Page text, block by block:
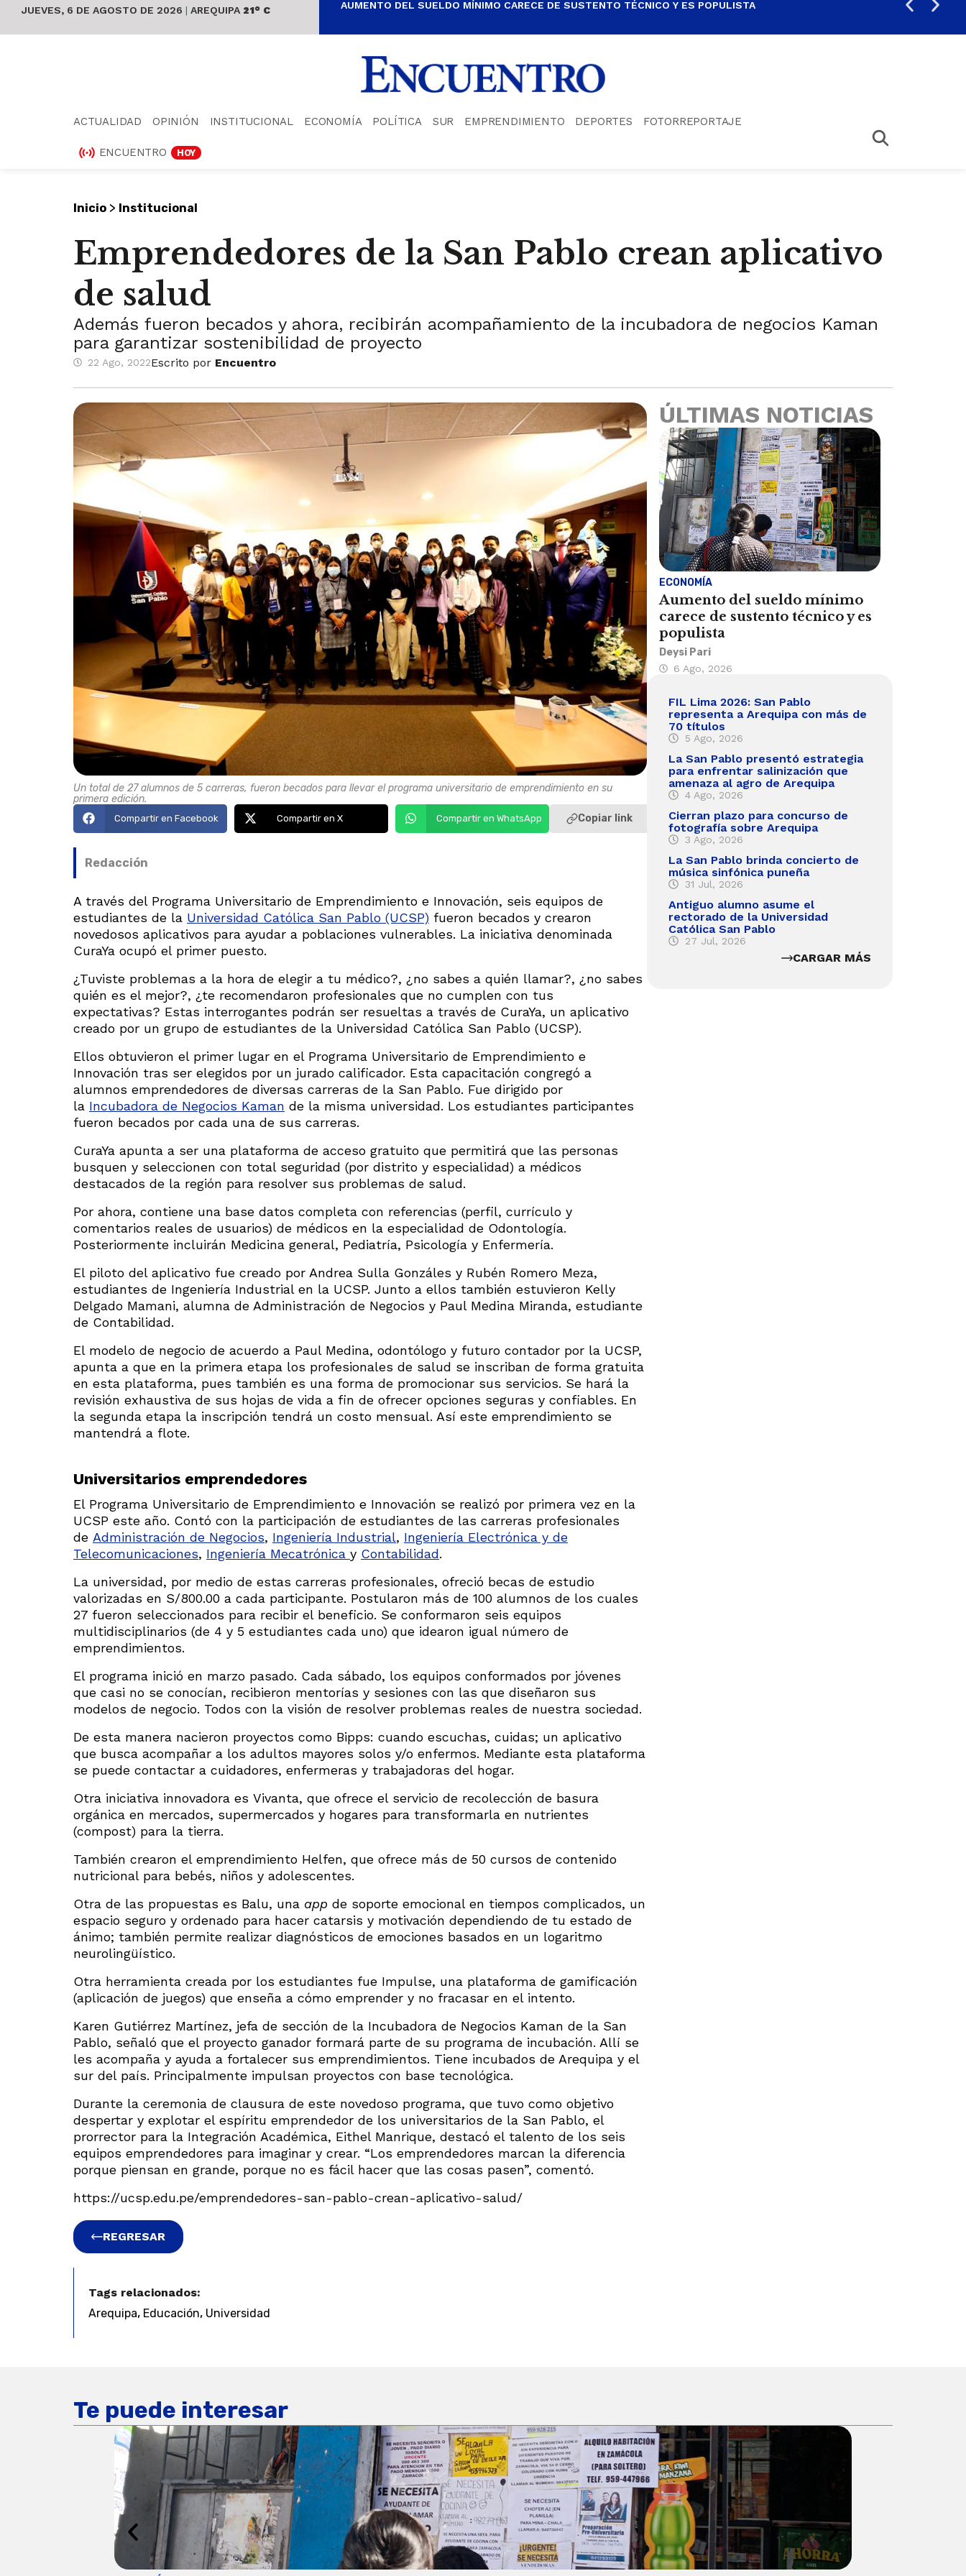
JUEVES, 6 DE AGOSTO DE 2026 | AREQUIPA 21° C AUMENTO DEL SUELDO MÍNIMO CARECE DE SUSTENTO TÉCNICO Y ES POPULISTA
ACTUALIDAD OPINIÓN INSTITUCIONAL ECONOMÍA POLÍTICA SUR EMPRENDIMIENTO DEPORTES FOTORREPORTAJE
ENCUENTRO HOY
Inicio > Institucional
Emprendedores de la San Pablo crean aplicativo
de salud
Además fueron becados y ahora, recibirán acompañamiento de la incubadora de negocios Kaman
para garantizar sostenibilidad de proyecto
22 Ago, 2022Escrito por Encuentro
Un total de 27 alumnos de 5 carreras, fueron becados para llevar el programa universitario de emprendimiento en su
primera edición.
Compartir en Facebook Compartir en X Compartir en WhatsApp Copiar link
Redacción
A través del Programa Universitario de Emprendimiento e Innovación, seis equipos de
estudiantes de la Universidad Católica San Pablo (UCSP) fueron becados y crearon
novedosos aplicativos para ayudar a poblaciones vulnerables. La iniciativa denominada
CuraYa ocupó el primer puesto.
¿Tuviste problemas a la hora de elegir a tu médico?, ¿no sabes a quién llamar?, ¿no sabes
quién es el mejor?, ¿te recomendaron profesionales que no cumplen con tus
expectativas? Estas interrogantes podrán ser resueltas a través de CuraYa, un aplicativo
creado por un grupo de estudiantes de la Universidad Católica San Pablo (UCSP).
Ellos obtuvieron el primer lugar en el Programa Universitario de Emprendimiento e
Innovación tras ser elegidos por un jurado calificador. Esta capacitación congregó a
alumnos emprendedores de diversas carreras de la San Pablo. Fue dirigido por
la Incubadora de Negocios Kaman de la misma universidad. Los estudiantes participantes
fueron becados por cada una de sus carreras.
CuraYa apunta a ser una plataforma de acceso gratuito que permitirá que las personas
busquen y seleccionen con total seguridad (por distrito y especialidad) a médicos
destacados de la región para resolver sus problemas de salud.
Por ahora, contiene una base datos completa con referencias (perfil, currículo y
comentarios reales de usuarios) de médicos en la especialidad de Odontología.
Posteriormente incluirán Medicina general, Pediatría, Psicología y Enfermería.
El piloto del aplicativo fue creado por Andrea Sulla Gonzáles y Rubén Romero Meza,
estudiantes de Ingeniería Industrial en la UCSP. Junto a ellos también estuvieron Kelly
Delgado Mamani, alumna de Administración de Negocios y Paul Medina Miranda, estudiante
de Contabilidad.
El modelo de negocio de acuerdo a Paul Medina, odontólogo y futuro contador por la UCSP,
apunta a que en la primera etapa los profesionales de salud se inscriban de forma gratuita
en esta plataforma, pues también es una forma de promocionar sus servicios. Se hará la
revisión exhaustiva de sus hojas de vida a fin de ofrecer opciones seguras y confiables. En
la segunda etapa la inscripción tendrá un costo mensual. Así este emprendimiento se
mantendrá a flote.
Universitarios emprendedores
El Programa Universitario de Emprendimiento e Innovación se realizó por primera vez en la
UCSP este año. Contó con la participación de estudiantes de las carreras profesionales
de Administración de Negocios, Ingeniería Industrial, Ingeniería Electrónica y de
Telecomunicaciones, Ingeniería Mecatrónica y Contabilidad.
La universidad, por medio de estas carreras profesionales, ofreció becas de estudio
valorizadas en S/800.00 a cada participante. Postularon más de 100 alumnos de los cuales
27 fueron seleccionados para recibir el beneficio. Se conformaron seis equipos
multidisciplinarios (de 4 y 5 estudiantes cada uno) que idearon igual número de
emprendimientos.
El programa inició en marzo pasado. Cada sábado, los equipos conformados por jóvenes
que casi no se conocían, recibieron mentorías y sesiones con las que diseñaron sus
modelos de negocio. Todos con la visión de resolver problemas reales de nuestra sociedad.
De esta manera nacieron proyectos como Bipps: cuando escuchas, cuidas; un aplicativo
que busca acompañar a los adultos mayores solos y/o enfermos. Mediante esta plataforma
se puede contactar a cuidadores, enfermeras y trabajadoras del hogar.
Otra iniciativa innovadora es Vivanta, que ofrece el servicio de recolección de basura
orgánica en mercados, supermercados y hogares para transformarla en nutrientes
(compost) para la tierra.
También crearon el emprendimiento Helfen, que ofrece más de 50 cursos de contenido
nutricional para bebés, niños y adolescentes.
Otra de las propuestas es Balu, una app de soporte emocional en tiempos complicados, un
espacio seguro y ordenado para hacer catarsis y motivación dependiendo de tu estado de
ánimo; también permite realizar diagnósticos de emociones basados en un logaritmo
neurolingüístico.
Otra herramienta creada por los estudiantes fue Impulse, una plataforma de gamificación
(aplicación de juegos) que enseña a cómo emprender y no fracasar en el intento.
Karen Gutiérrez Martínez, jefa de sección de la Incubadora de Negocios Kaman de la San
Pablo, señaló que el proyecto ganador formará parte de su programa de incubación. Allí se
les acompaña y ayuda a fortalecer sus emprendimientos. Tiene incubados de Arequipa y el
sur del país. Principalmente impulsan proyectos con base tecnológica.
Durante la ceremonia de clausura de este novedoso programa, que tuvo como objetivo
despertar y explotar el espíritu emprendedor de los universitarios de la San Pablo, el
prorrector para la Integración Académica, Eithel Manrique, destacó el talento de los seis
equipos emprendedores para imaginar y crear. “Los emprendedores marcan la diferencia
porque piensan en grande, porque no es fácil hacer que las cosas pasen”, comentó.
https://ucsp.edu.pe/emprendedores-san-pablo-crean-aplicativo-salud/
REGRESAR
Tags relacionados:
Arequipa, Educación, Universidad
ÚLTIMAS NOTICIAS
ECONOMÍA
Aumento del sueldo mínimo
carece de sustento técnico y es
populista
Deysi Pari
6 Ago, 2026
FIL Lima 2026: San Pablo
representa a Arequipa con más de
70 títulos
5 Ago, 2026
La San Pablo presentó estrategia
para enfrentar salinización que
amenaza al agro de Arequipa
4 Ago, 2026
Cierran plazo para concurso de
fotografía sobre Arequipa
3 Ago, 2026
La San Pablo brinda concierto de
música sinfónica puneña
31 Jul, 2026
Antiguo alumno asume el
rectorado de la Universidad
Católica San Pablo
27 Jul, 2026
CARGAR MÁS
Te puede interesar